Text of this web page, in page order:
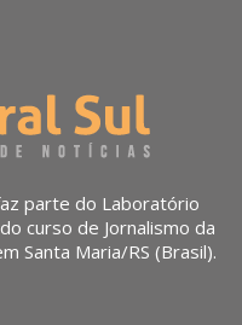
parte do Laboratório
curso de Jornalismo da
Santa Maria/RS (Brasil).